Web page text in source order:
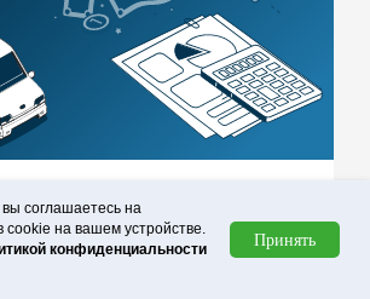
и подписка на автомобиль: в
и что выбрать?
соглашаетесь на
на вашем устройстве.
конфиденциальности
Принять